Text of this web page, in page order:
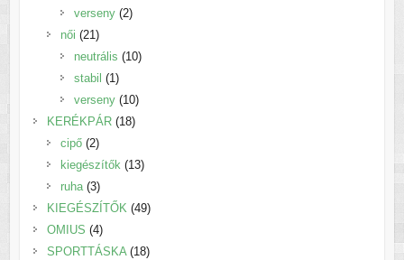
termék
verseny 22
női 2121
termék
neutrális 1010
stabil 11
termék
verseny 1010
termék
KERÉKPÁR 1818
cipő 22
termék
kiegészítők 1313
ruha 33
termék
KIEGÉSZÍTŐK 4949
OMIUS 44
termék
SPORTTÁSKA 1818